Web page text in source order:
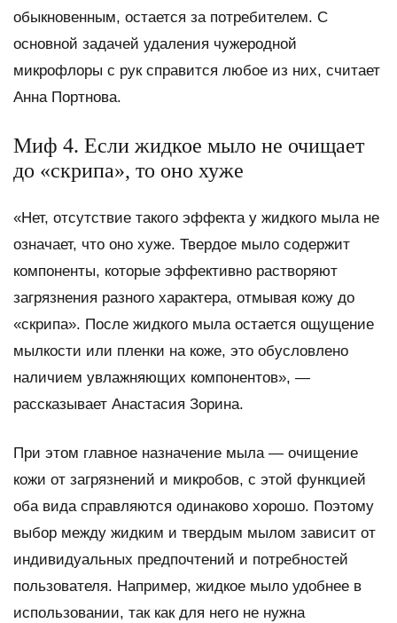
обыкновенным, остается за потребителем. С
основной задачей удаления чужеродной
микрофлоры с рук справится любое из них, считает
Анна Портнова.
Миф 4. Если жидкое мыло не очищает
до «скрипа», то оно хуже
«Нет, отсутствие такого эффекта у жидкого мыла не
означает, что оно хуже. Твердое мыло содержит
компоненты, которые эффективно растворяют
загрязнения разного характера, отмывая кожу до
«скрипа». После жидкого мыла остается ощущение
мылкости или пленки на коже, это обусловлено
наличием увлажняющих компонентов», —
рассказывает Анастасия Зорина.
При этом главное назначение мыла — очищение
кожи от загрязнений и микробов, с этой функцией
оба вида справляются одинаково хорошо. Поэтому
выбор между жидким и твердым мылом зависит от
индивидуальных предпочтений и потребностей
пользователя. Например, жидкое мыло удобнее в
использовании, так как для него не нужна